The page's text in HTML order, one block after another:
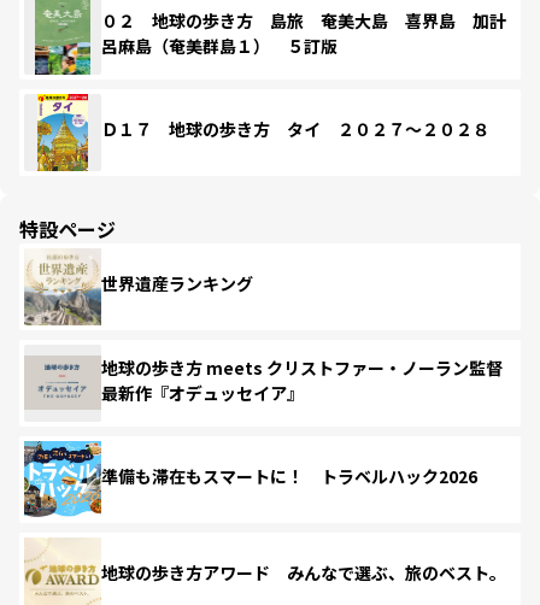
０２ 地球の歩き方 島旅 奄美大島 喜界島 加計
呂麻島（奄美群島１） ５訂版
Ｄ１７ 地球の歩き方 タイ ２０２７～２０２８
特設ページ
世界遺産ランキング
地球の歩き方 meets クリストファー・ノーラン監督
最新作『オデュッセイア』
準備も滞在もスマートに！ トラベルハック2026
地球の歩き方アワード みんなで選ぶ、旅のベスト。